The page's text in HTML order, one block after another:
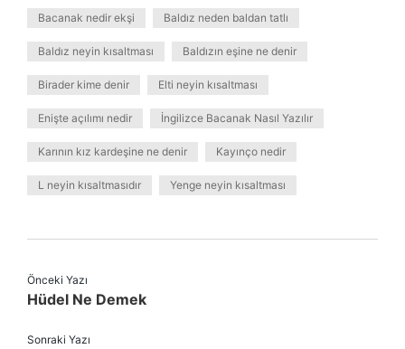
Bacanak nedir ekşi Baldız neden baldan tatlı
Baldız neyin kısaltması Baldızın eşine ne denir
Birader kime denir Elti neyin kısaltması
Enişte açılımı nedir İngilizce Bacanak Nasıl Yazılır
Karının kız kardeşine ne denir Kayınço nedir
L neyin kısaltmasıdır Yenge neyin kısaltması
Önceki Yazı
Hüdel Ne Demek
Sonraki Yazı